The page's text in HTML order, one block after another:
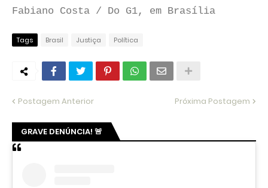
Fabiano Costa / Do G1, em Brasília
Tags Brasil Justiça Política
Postagem Anterior Próxima Postagem
GRAVE DENÚNCIA! 🚨